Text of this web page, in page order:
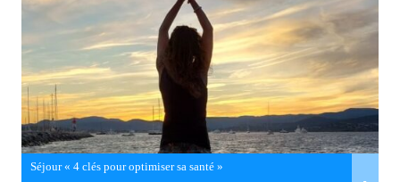
Séjour « 4 clés pour optimiser sa santé »